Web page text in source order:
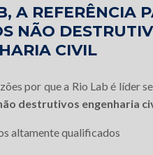
A REFERÊNCIA
NÃO
CIVIL
por que a Rio Lab é líder
destrutivos engenharia
altamente qualificados